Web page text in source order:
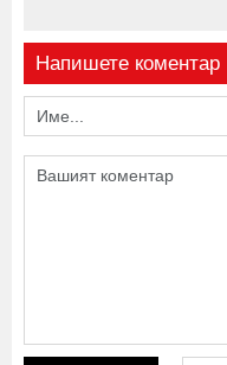
Напишете коментар